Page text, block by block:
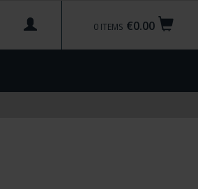
€0.00
0 ITEMS